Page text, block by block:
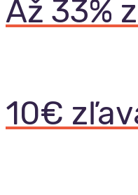
Až 33%
10€